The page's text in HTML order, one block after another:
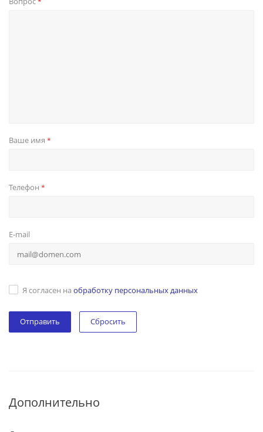
Ваше имя *
Телефон *
E-mail
Я согласен на обработку персональных данных
Сбросить
Дополнительно